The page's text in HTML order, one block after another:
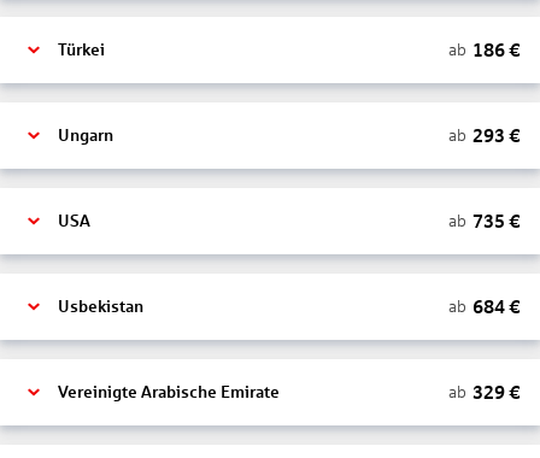
Türkei ab 186€
Ungarn ab 293 €
USA ab 735 €
Usbekistan ab 684€
Vereinigte Arabische Emirate ab 329€